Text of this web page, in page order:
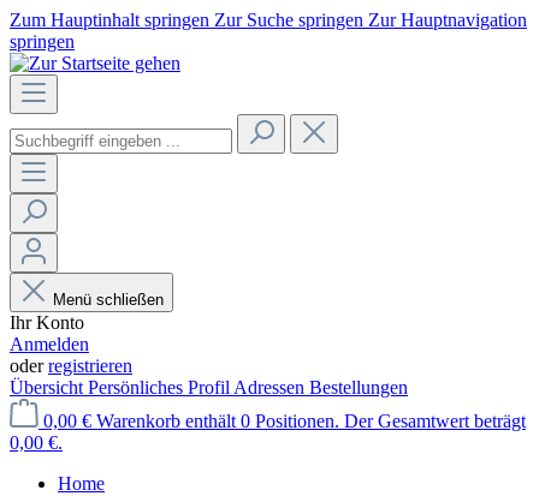
Zum Hauptinhalt springen Zur Suche springen Zur Hauptnavigation
springen
Menü schließen
Ihr Konto
Anmelden
oderregistrieren
Übersicht Persönliches Profil Adressen Bestellungen
0,00 € Warenkorb enthält 0 Positionen. Der Gesamtwert beträgt
0,00 €.
Home